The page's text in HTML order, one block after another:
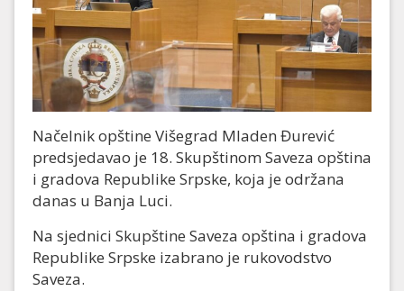
Načelnik opštine Višegrad Mladen Đurević
predsjedavao je 18. Skupštinom Saveza opština
i gradova Republike Srpske, koja je održana
danas u Banja Luci.
Na sjednici Skupštine Saveza opština i gradova
Republike Srpske izabrano je rukovodstvo
Saveza.